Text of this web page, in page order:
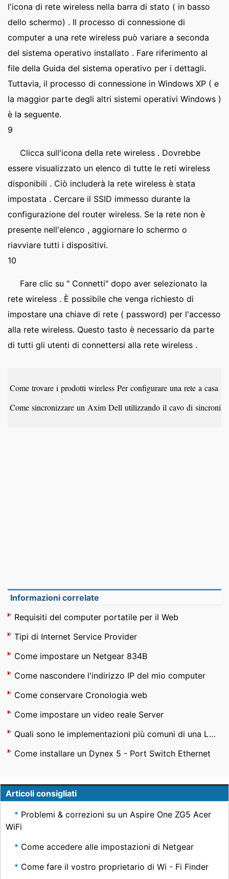
l'icona di rete wireless nella barra di stato ( in basso
dello schermo) . Il processo di connessione di
computer a una rete wireless può variare a seconda
del sistema operativo installato . Fare riferimento al
file della Guida del sistema operativo per i dettagli.
Tuttavia, il processo di connessione in Windows XP ( e
la maggior parte degli altri sistemi operativi Windows )
è la seguente.
9
Clicca sull'icona della rete wireless . Dovrebbe
essere visualizzato un elenco di tutte le reti wireless
disponibili . Ciò includerà la rete wireless è stata
impostata . Cercare il SSID immesso durante la
configurazione del router wireless. Se la rete non è
presente nell'elenco , aggiornare lo schermo o
riavviare tutti i dispositivi.
10
Fare clic su " Connetti" dopo aver selezionato la
rete wireless . È possibile che venga richiesto di
impostare una chiave di rete ( password) per l'accesso
alla rete wireless. Questo tasto è necessario da parte
di tutti gli utenti di connettersi alla rete wireless .
Come trovare i prodotti wireless Per configurare una rete a casa
Come sincronizzare un Axim Dell utilizzando il cavo di
Informazioni correlate
Requisiti del computer portatile per il Web
Tipi di Internet Service Provider
Come impostare un Netgear 834B
Come nascondere l'indirizzo IP del mio computer
Come conservare Cronologia web
Come impostare un video reale Server
Quali sono le implementazioni più comuni di una LAN senza fili ?
Come installare un Dynex 5 - Port Switch Ethernet
Articoli consigliati
Problemi & correzioni su un Aspire One ZG5 Acer
WiFi
Come accedere alle impostazioni di Netgear
Come fare il vostro proprietario di Wi - Fi Finder